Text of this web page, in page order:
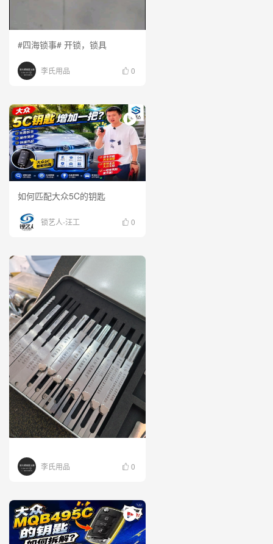
#四海锁事# 开锁，锁具
李氏用品 0
如何匹配大众5C的钥匙
锁艺人-汪工 0
李氏用品 0